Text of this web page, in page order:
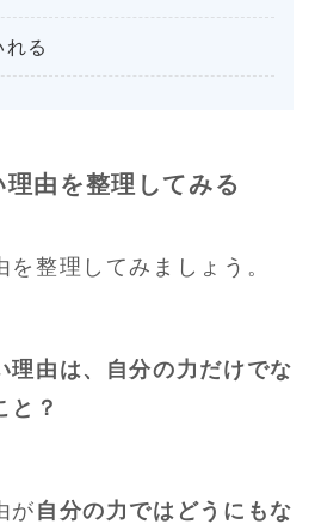
る
由を整理してみる
整理してみましょう。
理由は、自分の力だけでな
と？
が 自分の力ではどうにもな